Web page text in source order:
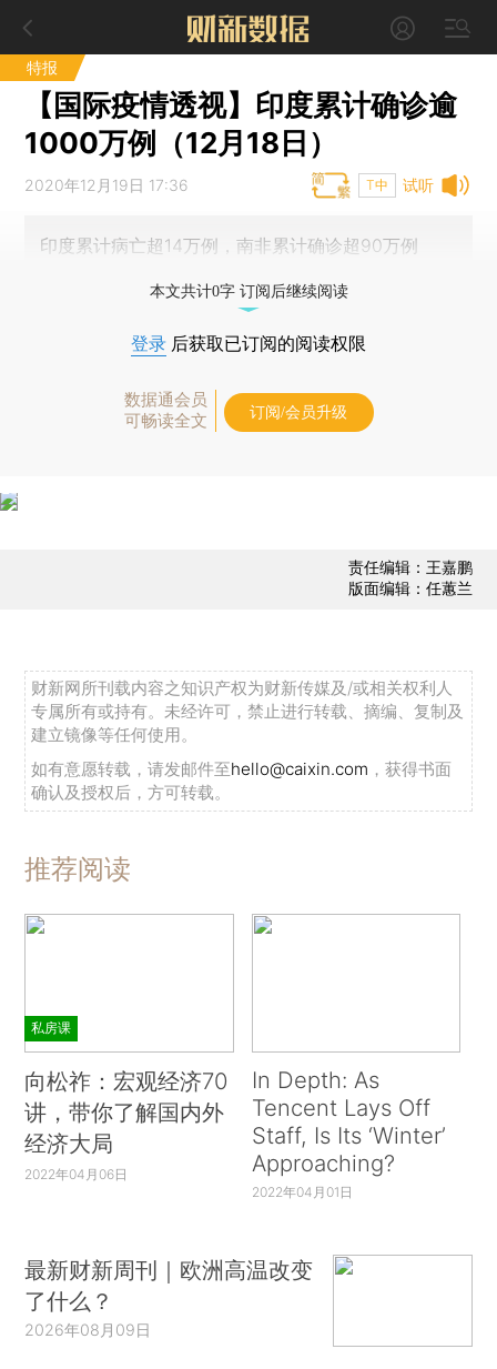
特报
【国际疫情透视】印度累计确诊逾
1000万例（12月18日）
试听
2020年12月19日 17:36 T中
印度累计病亡超14万例，南非累计确诊超90万例
本文共计0字 订阅后继续阅读
登录 后获取已订阅的阅读权限
数据通会员
可畅读全文
订阅/会员升级
责任编辑：王嘉鹏
版面编辑：任蕙兰
财新网所刊载内容之知识产权为财新传媒及/或相关权利人
专属所有或持有。未经许可，禁止进行转载、摘编、复制及
建立镜像等任何使用。
如有意愿转载，请发邮件至hello@caixin.com ，获得书面
确认及授权后，方可转载。
推荐阅读
私房课
向松祚：宏观经济70
讲，带你了解国内外
经济大局
2022年04月06日
In Depth: As
Tencent Lays Off
Staff, Is Its ‘Winter’
Approaching?
2022年04月01日
最新财新周刊｜欧洲高温改变
了什么？
2026年08月09日